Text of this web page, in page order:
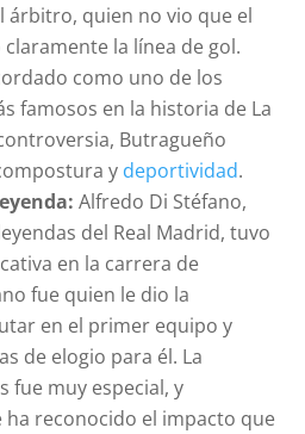
quien no vio que el
la línea de gol.
como uno de los
famosos en la historia de La
Butragueño
y deportividad.
Alfredo Di Stéfano,
del Real Madrid, tuvo
en la carrera de
fue quien le dio la
en el primer equipo y
de elogio para él. La
fue muy especial, y
reconocido el impacto que